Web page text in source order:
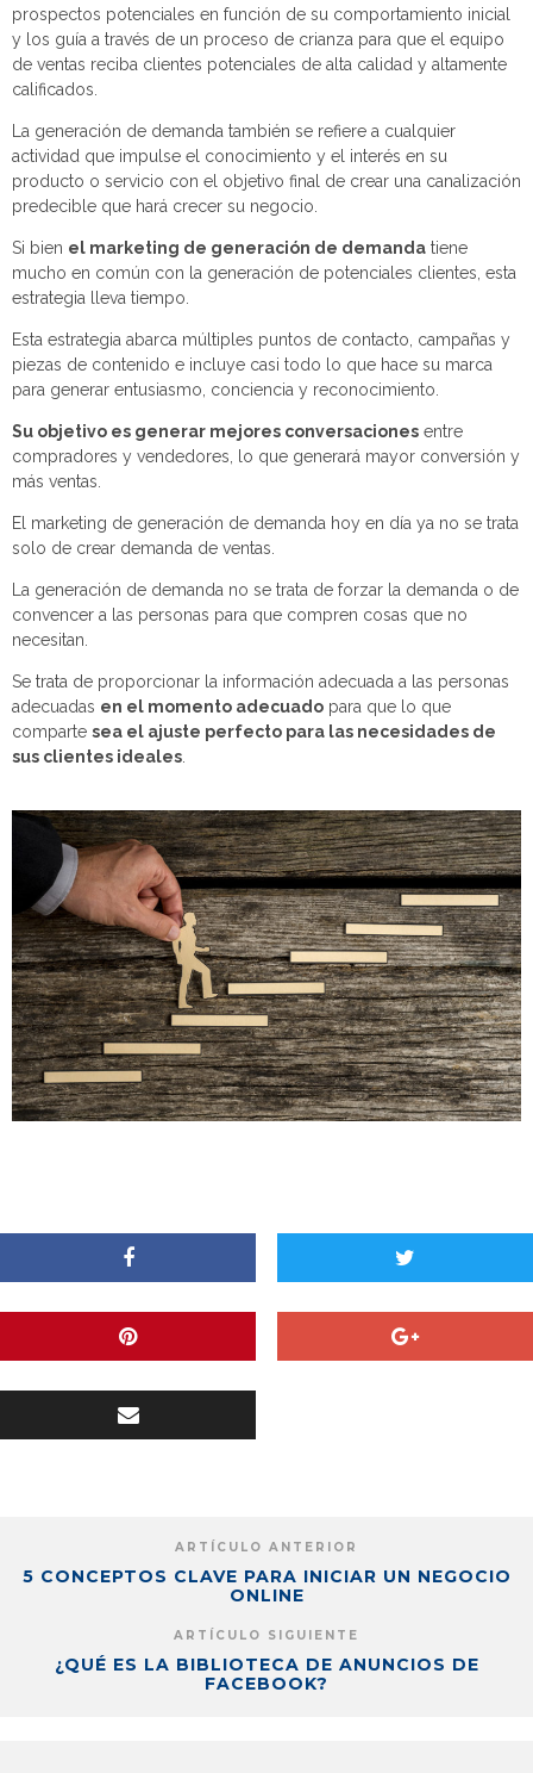
prospectos potenciales en función de su comportamiento inicial
y los guía a través de un proceso de crianza para que el equipo
de ventas reciba clientes potenciales de alta calidad y altamente
calificados.
La generación de demanda también se refiere a cualquier
actividad que impulse el conocimiento y el interés en su
producto o servicio con el objetivo final de crear una canalización
predecible que hará crecer su negocio.
Si bien el marketing de generación de demanda tiene
mucho en común con la generación de potenciales clientes, esta
estrategia lleva tiempo.
Esta estrategia abarca múltiples puntos de contacto, campañas y
piezas de contenido e incluye casi todo lo que hace su marca
para generar entusiasmo, conciencia y reconocimiento.
Su objetivo es generar mejores conversaciones entre
compradores y vendedores, lo que generará mayor conversión y
más ventas.
El marketing de generación de demanda hoy en día ya no se trata
solo de crear demanda de ventas.
La generación de demanda no se trata de forzar la demanda o de
convencer a las personas para que compren cosas que no
necesitan.
Se trata de proporcionar la información adecuada a las personas
adecuadas en el momento adecuado para que lo que
comparte sea el ajuste perfecto para las necesidades de
sus clientes ideales
ARTÍCULO ANTERIOR
5 CONCEPTOS CLAVE PARA INICIAR UN NEGOCIO
ONLINE
ARTÍCULO SIGUIENTE
¿QUÉ ES LA BIBLIOTECA DE ANUNCIOS DE
FACEBOOK?